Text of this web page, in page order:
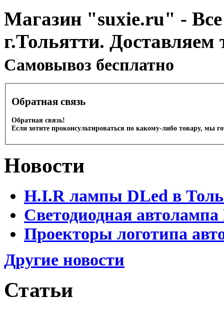
Магазин "suxie.ru" - Все
г.Тольятти.
Cамовывоз бесплатно
Обратная связь
Обратная связь!
Если хотите проконсультироваться по какому-либо товару, мы
Новости
H.I.R лампы DLed в
Светодиодная
Проекторы логотипа
Другие новости
Статьи